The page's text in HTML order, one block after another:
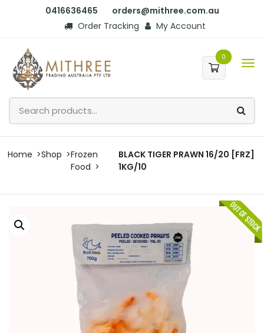
0416636465
orders@mithree.com.au
Order Tracking
My Account
0
Home Shop
Frozen
Food
BLACK TIGER PRAWN 16/20 [FRZ]
1KG/10